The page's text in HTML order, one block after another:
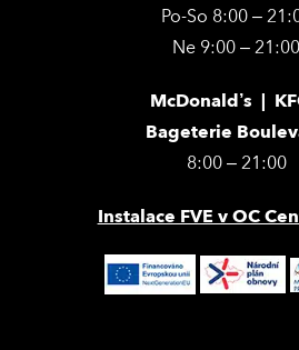
Po-So 8:00 –
Ne 9:00 – 21:00
McDonald’s |
Bageterie
8:00 – 21:00
Instalace FVE v OC